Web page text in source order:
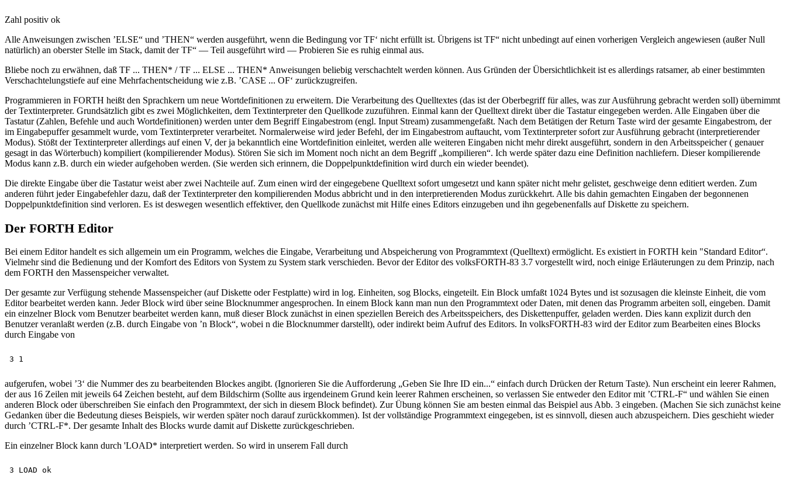
Zahl positiv ok
Alle Anweisungen zwischen ’ELSE“ und ’THEN“ werden ausgeführt, wenn die Bedingung vor TF‘ nicht erfüllt ist. Übrigens ist TF“ nicht unbedingt auf einen vorherigen Vergleich angewiesen (außer Null
natürlich) an oberster Stelle im Stack, damit der TF“ — Teil ausgeführt wird — Probieren Sie es ruhig einmal aus.
Bliebe noch zu erwähnen, daß TF ... THEN* / TF ... ELSE ... THEN* Anweisungen beliebig verschachtelt werden können. Aus Gründen der Übersichtlichkeit ist es allerdings ratsamer, ab einer bestimmten
Verschachtelungstiefe auf eine Mehrfachentscheidung wie z.B. ’CASE ... OF‘ zurückzugreifen.
Programmieren in FORTH heißt den Sprachkern um neue Wortdefinitionen zu erweitern. Die Verarbeitung des Quelltextes (das ist der Oberbegriff für alles, was zur Ausführung gebracht werden soll) übernimmt
der Textinterpreter. Grundsätzlich gibt es zwei Möglichkeiten, dem Textinterpreter den Quellkode zuzuführen. Einmal kann der Quelltext direkt über die Tastatur eingegeben werden. Alle Eingaben über die
Tastatur (Zahlen, Befehle und auch Wortdefinitionen) werden unter dem Begriff Eingabestrom (engl. Input Stream) zusammengefaßt. Nach dem Betätigen der Return Taste wird der gesamte Eingabestrom, der
im Eingabepuffer gesammelt wurde, vom Textinterpreter verarbeitet. Normalerweise wird jeder Befehl, der im Eingabestrom auftaucht, vom Textinterpreter sofort zur Ausführung gebracht (interpretierender
Modus). Stößt der Textinterpreter allerdings auf einen V, der ja bekanntlich eine Wortdefinition einleitet, werden alle weiteren Eingaben nicht mehr direkt ausgeführt, sondern in den Arbeitsspeicher ( genauer
gesagt in das Wörterbuch) kompiliert (kompilierender Modus). Stören Sie sich im Moment noch nicht an dem Begriff „kompilieren“. Ich werde später dazu eine Definition nachliefern. Dieser kompilierende
Modus kann z.B. durch ein wieder aufgehoben werden. (Sie werden sich erinnern, die Doppelpunktdefinition wird durch ein wieder beendet).
Die direkte Eingabe über die Tastatur weist aber zwei Nachteile auf. Zum einen wird der eingegebene Quelltext sofort umgesetzt und kann später nicht mehr gelistet, geschweige denn editiert werden. Zum
anderen führt jeder Eingabefehler dazu, daß der Textinterpreter den kompilierenden Modus abbricht und in den interpretierenden Modus zurückkehrt. Alle bis dahin gemachten Eingaben der begonnenen
Doppelpunktdefinition sind verloren. Es ist deswegen wesentlich effektiver, den Quellkode zunächst mit Hilfe eines Editors einzugeben und ihn gegebenenfalls auf Diskette zu speichern.
Der FORTH Editor
Bei einem Editor handelt es sich allgemein um ein Programm, welches die Eingabe, Verarbeitung und Abspeicherung von Programmtext (Quelltext) ermöglicht. Es existiert in FORTH kein "Standard Editor“.
Vielmehr sind die Bedienung und der Komfort des Editors von System zu System stark verschieden. Bevor der Editor des volksFORTH-83 3.7 vorgestellt wird, noch einige Erläuterungen zu dem Prinzip, nach
dem FORTH den Massenspeicher verwaltet.
Der gesamte zur Verfügung stehende Massenspeicher (auf Diskette oder Festplatte) wird in log. Einheiten, sog Blocks, eingeteilt. Ein Block umfaßt 1024 Bytes und ist sozusagen die kleinste Einheit, die vom
Editor bearbeitet werden kann. Jeder Block wird über seine Blocknummer angesprochen. In einem Block kann man nun den Programmtext oder Daten, mit denen das Programm arbeiten soll, eingeben. Damit
ein einzelner Block vom Benutzer bearbeitet werden kann, muß dieser Block zunächst in einen speziellen Bereich des Arbeitsspeichers, des Diskettenpuffer, geladen werden. Dies kann explizit durch den
Benutzer veranlaßt werden (z.B. durch Eingabe von ’n Block“, wobei n die Blocknummer darstellt), oder indirekt beim Aufruf des Editors. In volksFORTH-83 wird der Editor zum Bearbeiten eines Blocks
durch Eingabe von
aufgerufen, wobei ’3‘ die Nummer des zu bearbeitenden Blockes angibt. (Ignorieren Sie die Aufforderung „Geben Sie Ihre ID ein...“ einfach durch Drücken der Return Taste). Nun erscheint ein leerer Rahmen,
der aus 16 Zeilen mit jeweils 64 Zeichen besteht, auf dem Bildschirm (Sollte aus irgendeinem Grund kein leerer Rahmen erscheinen, so verlassen Sie entweder den Editor mit ’CTRL-F“ und wählen Sie einen
anderen Block oder überschreiben Sie einfach den Programmtext, der sich in diesem Block befindet). Zur Übung können Sie am besten einmal das Beispiel aus Abb. 3 eingeben. (Machen Sie sich zunächst keine
Gedanken über die Bedeutung dieses Beispiels, wir werden später noch darauf zurückkommen). Ist der vollständige Programmtext eingegeben, ist es sinnvoll, diesen auch abzuspeichern. Dies geschieht wieder
durch ’CTRL-F*. Der gesamte Inhalt des Blocks wurde damit auf Diskette zurückgeschrieben.
Ein einzelner Block kann durch 'LOAD* interpretiert werden. So wird in unserem Fall durch